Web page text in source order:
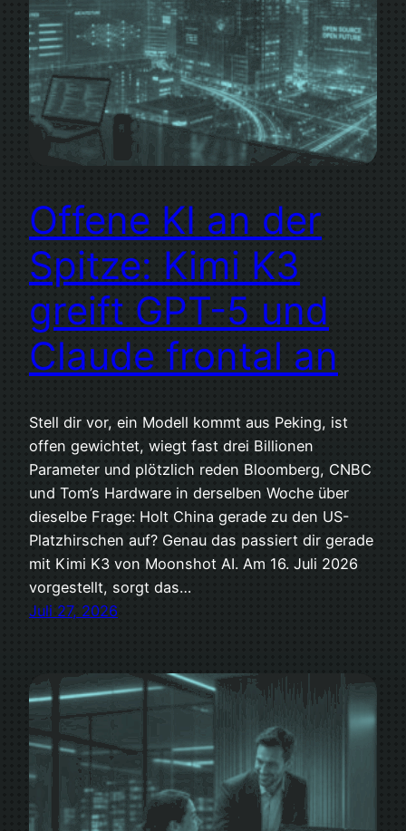
Offene KI an der
Spitze: Kimi K3
greift GPT-5 und
Claude frontal an
Stell dir vor, ein Modell kommt aus Peking, ist
offen gewichtet, wiegt fast drei Billionen
Parameter und plötzlich reden Bloomberg, CNBC
und Tom’s Hardware in derselben Woche über
dieselbe Frage: Holt China gerade zu den US-
Platzhirschen auf? Genau das passiert dir gerade
mit Kimi K3 von Moonshot AI. Am 16. Juli 2026
vorgestellt, sorgt das…
Juli 27, 2026